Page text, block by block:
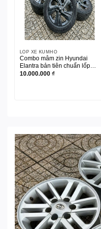
LỐP XE KUMHO
Combo mâm zin Hyundai
Elantra bản tiên chuẩn lốp
Kumho 205/55R16
10.000.000 ₫